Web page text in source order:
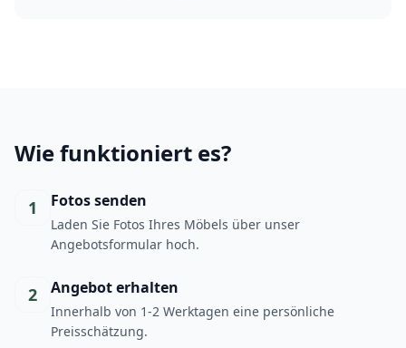
Wie funktioniert es?
1 Fotos senden
Laden Sie Fotos Ihres Möbels über unser
Angebotsformular hoch.
2 Angebot erhalten
Innerhalb von 1-2 Werktagen eine persönliche
Preisschätzung.